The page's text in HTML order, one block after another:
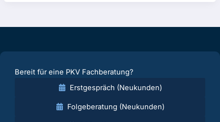
Bereit für eine PKV Fachberatung?
Erstgespräch (Neukunden)
Folgeberatung (Neukunden)